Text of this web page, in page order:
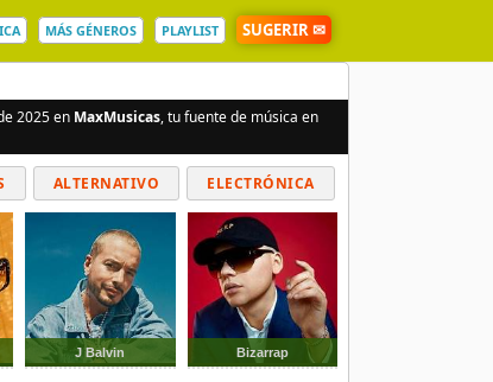
MÁS GÉNEROS PLAYLIST SUGERIR ✉
2025 en MaxMusicas, tu fuente de música en
ALTERNATIVO ELECTRÓNICA
J Balvin Bizarrap